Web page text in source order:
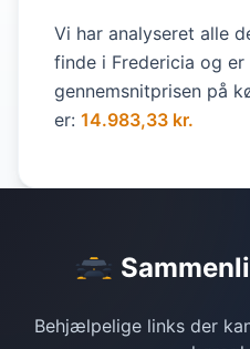
Vi har analyseret alle
finde i Fredericia og
gennemsnitprisen på
er: 14.983,33 kr.
Behjælpelige links der